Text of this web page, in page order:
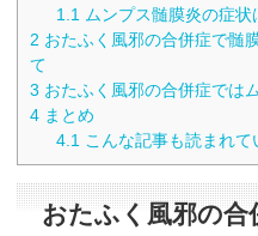
1.1 ムンプス髄膜炎の症状
2 おたふく風邪の合併症で髄
て
3 おたふく風邪の合併症では
4 まとめ
4.1 こんな記事も読まれて
おたふく風邪の合